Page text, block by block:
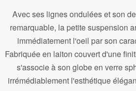
Avec ses lignes ondulées et son
remarquable, la petite suspension
immédiatement l'oeil par son
Fabriquée en laiton couvert d'une
s'associe à son globe en verre
irrémédiablement l'esthétique